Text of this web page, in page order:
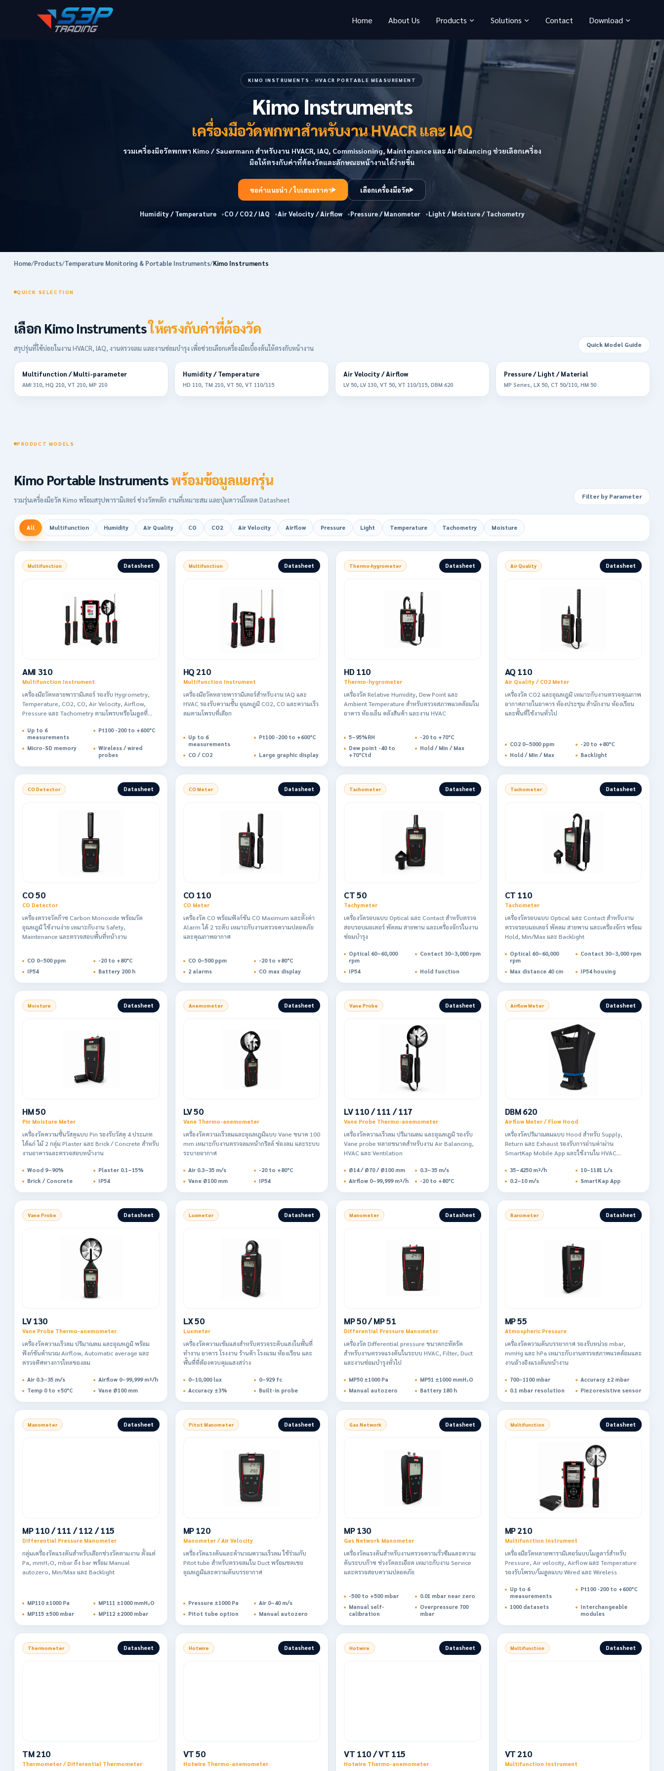
Home About Us Products Solutions Contact Download
KIMO INSTRUMENTS · HVACR PORTABLE MEASUREMENT
Kimo Instruments
เครื่องมือวัดพกพาสำหรับงาน HVACR และ IAQ
รวมเครื่องมือวัดพกพา Kimo / Sauermann สำหรับงาน HVACR, IAQ, Commissioning, Maintenance และ Air Balancing ช่วยเลือกเครื่อง
มือให้ตรงกับค่าที่ต้องวัดและลักษณะหน้างานได้ง่ายขึ้น
ขอคำแนะนำ / ใบเสนอราคา เลือกเครื่องมือวัด
Humidity / Temperature CO / CO2 / IAQ Air Velocity / Airflow Pressure / Manometer Light / Moisture / Tachometry
Home/Products/Temperature Monitoring & Portable Instruments/Kimo Instruments
QUICK SELECTION
เลือก Kimo Instrumentsให้ตรงกับค่าที่ต้องวัด
สรุปรุ่นที่ใช้บ่อยในงาน HVACR, IAQ, งานตรวจลม และงานซ่อมบำรุง เพื่อช่วยเลือกเครื่องมือเบื้องต้นให้ตรงกับหน้างาน Quick Model Guide
Multifunction / Multi-parameter
AMI 310, HQ 210, VT 210, MP 210
Humidity / Temperature
HD 110, TM 210, VT 50, VT 110/115
Air Velocity / Airflow
LV 50, LV 130, VT 50, VT 110/115, DBM 620
Pressure / Light / Material
MP Series, LX 50, CT 50/110, HM 50
PRODUCT MODELS
Kimo Portable Instrumentsพร้อมข้อมูลแยกรุ่น
รวมรุ่นเครื่องมือวัด Kimo พร้อมสรุปพารามิเตอร์ ช่วงวัดหลัก งานที่เหมาะสม และปุ่มดาวน์โหลด Datasheet Filter by Parameter
All Multifunction Humidity Air Quality CO CO2 Air Velocity Airflow Pressure Light Temperature Tachometry Moisture
Multifunction Datasheet
AMI 310
Multifunction Instrument
เครื่องมือวัดหลายพารามิเตอร์ รองรับ Hygrometry,
Temperature, CO2, CO, Air Velocity, Airflow,
Pressure และ Tachometry ตามโพรบหรือโมดูลที่
Up to 6
measurements
Pt100 -200 to +600°C
Micro-SD memory
Wireless / wired
probes
Multifunction Datasheet
HQ 210
Multifunction Instrument
เครื่องมือวัดหลายพารามิเตอร์สำหรับงาน IAQ และ
HVAC รองรับความชื้น อุณหภูมิ CO2, CO และความเร็ว
ลมตามโพรบที่เลือก
Up to 6
measurements
Pt100 -200 to +600°C
CO / CO2 Large graphic display
Thermo-hygrometer Datasheet
HD 110
Thermo-hygrometer
เครื่องวัด Relative Humidity, Dew Point และ
Ambient Temperature สำหรับตรวจสภาพแวดล้อมใน
อาคาร ห้องเย็น คลังสินค้า และงาน HVAC
5–95%RH
-20 to +70°C
Dew point -40 to
+70°Ctd
Hold / Min / Max
Air Quality Datasheet
AQ 110
Air Quality / CO2 Meter
เครื่องวัด CO2 และอุณหภูมิ เหมาะกับงานตรวจคุณภาพ
อากาศภายในอาคาร ห้องประชุม สำนักงาน ห้องเรียน
และพื้นที่ใช้งานทั่วไป
CO2 0–5000 ppm
-20 to +80°C
Hold / Min / Max
Backlight
CO Detector Datasheet
CO 50
CO Detector
เครื่องตรวจวัดก๊าซ Carbon Monoxide พร้อมวัด
อุณหภูมิ ใช้งานง่าย เหมาะกับงาน Safety,
Maintenance และตรวจสอบพื้นที่หน้างาน
CO 0–500 ppm
-20 to +80°C
IP54
Battery 200 h
CO Meter Datasheet
CO 110
CO Meter
เครื่องวัด CO พร้อมฟังก์ชัน CO Maximum และตั้งค่า
Alarm ได้ 2 ระดับ เหมาะกับงานตรวจความปลอดภัย
และคุณภาพอากาศ
CO 0–500 ppm
-20 to +80°C
2 alarms
CO max display
Tachometer Datasheet
CT 50
Tachymeter
เครื่องวัดรอบแบบ Optical และ Contact สำหรับตรวจ
สอบรอบมอเตอร์ พัดลม สายพาน และเครื่องจักรในงาน
ซ่อมบำรุง
Optical 60–60,000
rpm
Contact 30–3,000 rpm
IP54 Hold function
Tachometer Datasheet
CT 110
Tachometer
เครื่องวัดรอบแบบ Optical และ Contact สำหรับงาน
ตรวจรอบมอเตอร์ พัดลม สายพาน และเครื่องจักร พร้อม
Hold, Min/Max และ Backlight
Optical 60–60,000
rpm
Contact 30–3,000 rpm
Max distance 40 cm IP54 housing
Moisture Datasheet
HM 50
Pin Moisture Meter
เครื่องวัดความชื้นวัสดุแบบ Pin รองรับวัสดุ 4 ประเภท
ได้แก่ ไม้ 2 กลุ่ม Plaster และ Brick / Concrete สำหรับ
งานอาคารและตรวจสอบหน้างาน
Wood 9–90%
Plaster 0.1–15%
Brick / Concrete
IP54
Anemometer Datasheet
LV 50
Vane Thermo-anemometer
เครื่องวัดความเร็วลมและอุณหภูมิแบบ Vane ขนาด 100
mm เหมาะกับงานตรวจลมหน้ากริลล์ ช่องลม และระบบ
ระบายอากาศ
Air 0.3–35 m/s
-20 to +80°C
Vane Ø100 mm
IP54
Vane Probe Datasheet
LV 110 / 111 / 117
Vane Probe Thermo-anemometer
เครื่องวัดความเร็วลม ปริมาณลม และอุณหภูมิ รองรับ
Vane probe หลายขนาดสำหรับงาน Air Balancing,
HVAC และ Ventilation
Ø14 / Ø70 / Ø100 mm
0.3–35 m/s
Airflow 0–99,999 m³/h
-20 to +80°C
Airflow Meter Datasheet
DBM 620
Airflow Meter / Flow Hood
เครื่องวัดปริมาณลมแบบ Hood สำหรับ Supply,
Return และ Exhaust รองรับการอ่านค่าผ่าน
SmartKap Mobile App และใช้งานใน HVAC
35–4250 m³/h
10–1181 L/s
0.2–10 m/s
SmartKap App
Vane Probe Datasheet
LV 130
Vane Probe Thermo-anemometer
เครื่องวัดความเร็วลม ปริมาณลม และอุณหภูมิ พร้อม
ฟังก์ชันคำนวณ Airflow, Automatic average และ
ตรวจทิศทางการไหลของลม
Air 0.3–35 m/s
Airflow 0–99,999 m³/h
Temp 0 to +50°C
Vane Ø100 mm
Luxmeter Datasheet
LX 50
Luxmeter
เครื่องวัดความเข้มแสงสำหรับตรวจระดับแสงในพื้นที่
ทำงาน อาคาร โรงงาน ร้านค้า โรงแรม ห้องเรียน และ
พื้นที่ที่ต้องควบคุมแสงสว่าง
0–10,000 lux
0–929 fc
Accuracy ±3%
Built-in probe
Manometer Datasheet
MP 50 / MP 51
Differential Pressure Manometer
เครื่องวัด Differential pressure ขนาดกะทัดรัด
สำหรับงานตรวจแรงดันในระบบ HVAC, Filter, Duct
และงานซ่อมบำรุงทั่วไป
MP50 ±1000 Pa
MP51 ±1000 mmH₂O
Manual autozero
Battery 180 h
Barometer Datasheet
MP 55
Atmospheric Pressure
เครื่องวัดความดันบรรยากาศ รองรับหน่วย mbar,
mmHg และ hPa เหมาะกับงานตรวจสภาพแวดล้อมและ
งานอ้างอิงแรงดันหน้างาน
700–1100 mbar
Accuracy ±2 mbar
0.1 mbar resolution
Piezoresistive sensor
Manometer Datasheet
MP 110 / 111 / 112 / 115
Differential Pressure Manometer
กลุ่มเครื่องวัดแรงดันสำหรับเลือกช่วงวัดตามงาน ตั้งแต่
Pa, mmH₂O, mbar ถึง bar พร้อม Manual
autozero, Min/Max และ Backlight
MP110 ±1000 Pa
MP111 ±1000 mmH₂O
MP115 ±500 mbar
MP112 ±2000 mbar
Pitot Manometer Datasheet
MP 120
Manometer / Air Velocity
เครื่องวัดแรงดันและคำนวณความเร็วลม ใช้ร่วมกับ
Pitot tube สำหรับตรวจลมใน Duct พร้อมชดเชย
อุณหภูมิและความดันบรรยากาศ
Pressure ±1000 Pa
Air 0–40 m/s
Pitot tube option
Manual autozero
Gas Network Datasheet
MP 130
Gas Network Manometer
เครื่องวัดแรงดันสำหรับงานตรวจความรั่วซึมและความ
ดันระบบก๊าซ ช่วงวัดละเอียด เหมาะกับงาน Service
และตรวจสอบความปลอดภัย
-500 to +500 mbar
0.01 mbar near zero
Manual self-
calibration
Overpressure 700
mbar
Multifunction Datasheet
MP 210
Multifunction Instrument
เครื่องมือวัดหลายพารามิเตอร์แบบโมดูลาร์สำหรับ
Pressure, Air velocity, Airflow และ Temperature
รองรับโพรบ/โมดูลแบบ Wired และ Wireless
Up to 6
measurements
Pt100 -200 to +600°C
1000 datasets
Interchangeable
modules
Thermometer Datasheet
TM 210
Thermometer / Differential Thermometer
Hotwire Datasheet
VT 50
Hotwire Thermo-anemometer
Hotwire Datasheet
VT 110 / VT 115
Hotwire Thermo-anemometer
Multifunction Datasheet
VT 210
Multifunction Instrument